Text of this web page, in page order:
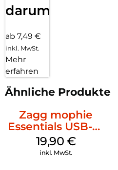
darum!
ab 7,49 €
inkl. MwSt.
Mehr
erfahren
Ähnliche Produkte
Zagg mophie
Essentials USB-C-
20W Charger PD
Weiß
19,90 €
inkl. MwSt.